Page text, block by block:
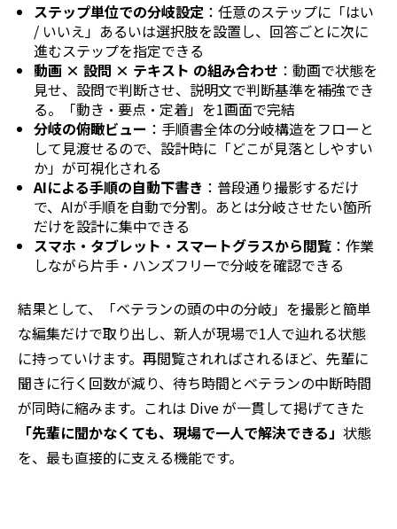
ステップ単位での分岐設定：任意のステップに「はい
/ いいえ」あるいは選択肢を設置し、回答ごとに次に
進むステップを指定できる
動画 × 設問 × テキスト の組み合わせ ：動画で状態を
見せ、設問で判断させ、説明文で判断基準を補強でき
る。「動き・要点・定着」を1画面で完結
分岐の俯瞰ビュー ：手順書全体の分岐構造をフローと
して見渡せるので、設計時に「どこが見落としやすい
か」が可視化される
AIによる手順の自動下書き ：普段通り撮影するだけ
で、AIが手順を自動で分割。あとは分岐させたい箇所
だけを設計に集中できる
スマホ・タブレット・スマートグラスから閲覧：作業
しながら片手・ハンズフリーで分岐を確認できる
結果として、「ベテランの頭の中の分岐」を撮影と簡単
な編集だけで取り出し、新人が現場で1人で辿れる状態
に持っていけます。再閲覧されればされるほど、先輩に
聞きに行く回数が減り、待ち時間とベテランの中断時間
が同時に縮みます。これは Dive が一貫して掲げてきた
「先輩に聞かなくても、現場で一人で解決できる」 状態
を、最も直接的に支える機能です。